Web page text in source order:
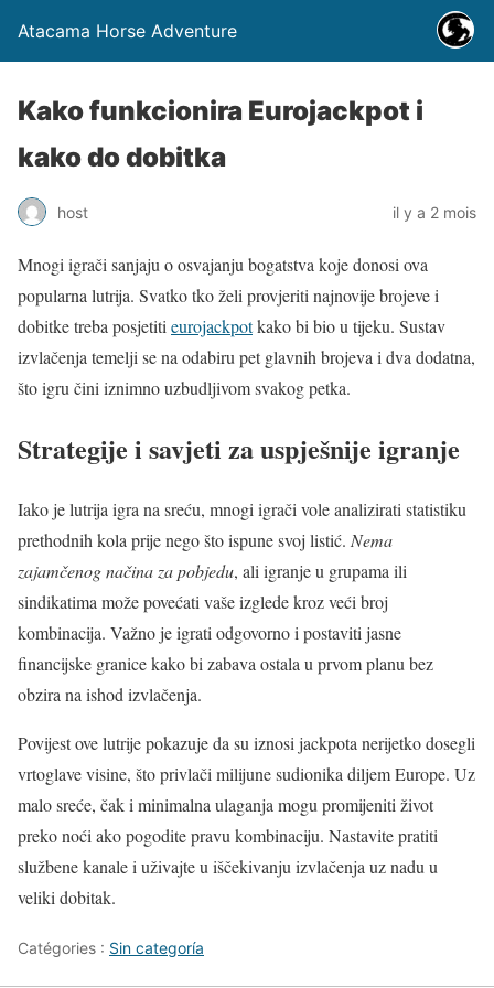
Atacama Horse Adventure
Kako funkcionira Eurojackpot i
kako do dobitka
host il y a 2 mois
Mnogi igrači sanjaju o osvajanju bogatstva koje donosi ova
popularna lutrija. Svatko tko želi provjeriti najnovije brojeve i
dobitke treba posjetiti eurojackpotkako bi bio u tijeku. Sustav
izvlačenja temelji se na odabiru pet glavnih brojeva i dva dodatna,
što igru čini iznimno uzbudljivom svakog petka.
Strategije i savjeti za uspješnije igranje
Iako je lutrija igra na sreću, mnogi igrači vole analizirati statistiku
prethodnih kola prije nego što ispune svoj listić. Nema
zajamčenog načina za pobjedu, ali igranje u grupama ili
sindikatima može povećati vaše izglede kroz veći broj
kombinacija. Važno je igrati odgovorno i postaviti jasne
financijske granice kako bi zabava ostala u prvom planu bez
obzira na ishod izvlačenja.
Povijest ove lutrije pokazuje da su iznosi jackpota nerijetko dosegli
vrtoglave visine, što privlači milijune sudionika diljem Europe. Uz
malo sreće, čak i minimalna ulaganja mogu promijeniti život
preko noći ako pogodite pravu kombinaciju. Nastavite pratiti
službene kanale i uživajte u iščekivanju izvlačenja uz nadu u
veliki dobitak.
Catégories : Sin categoría